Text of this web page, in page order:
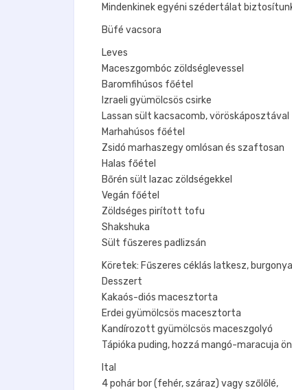
Mindenkinek egyéni szédertálat
Büfé vacsora
Leves
Maceszgombóc zöldséglevessel
Baromfihúsos főétel
Izraeli gyümölcsös csirke
Lassan sült kacsacomb, vöröskáposztával
Marhahúsos főétel
Zsidó marhaszegy omlósan és szaftosan
Halas főétel
Bőrén sült lazac zöldségekkel
Vegán főétel
Zöldséges pirított tofu
Shakshuka
Sült fűszeres padlizsán
Köretek: Fűszeres céklás latkesz, burgonya
Desszert
Kakaós-diós macesztorta
Erdei gyümölcsös macesztorta
Kandírozott gyümölcsös maceszgolyó
Tápióka puding, hozzá mangó-maracuja
Ital
4 pohár bor (fehér, száraz) vagy szőlőlé,